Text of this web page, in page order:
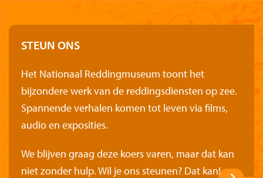
STEUN ONS
Het Nationaal Reddingmuseum toont het
bijzondere werk van de reddingsdiensten op zee.
Spannende verhalen komen tot leven via films,
audio en exposities.
We blijven graag deze koers varen, maar dat kan
niet zonder hulp. Wil je ons steunen? Dat kan!